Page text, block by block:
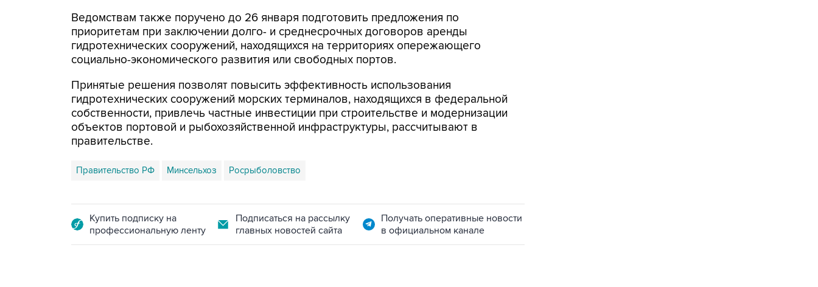
Ведомствам также поручено до 26 января подготовить предложения по
приоритетам при заключении долго- и среднесрочных договоров аренды
гидротехнических сооружений, находящихся на территориях опережающего
социально-экономического развития или свободных портов.
Принятые решения позволят повысить эффективность использования
гидротехнических сооружений морских терминалов, находящихся в федеральной
собственности, привлечь частные инвестиции при строительстве и модернизации
объектов портовой и рыбохозяйственной инфраструктуры, рассчитывают в
правительстве.
Правительство РФ Минсельхоз Росрыболовство
Купить подписку на
профессиональную ленту
Подписаться на рассылку
главных новостей сайта
Получать оперативные новости
в официальном канале